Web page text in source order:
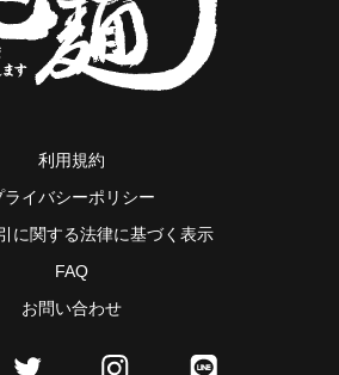
利用規約
ライバシーポリシー
に関する法律に基づく表示
FAQ
お問い合わせ